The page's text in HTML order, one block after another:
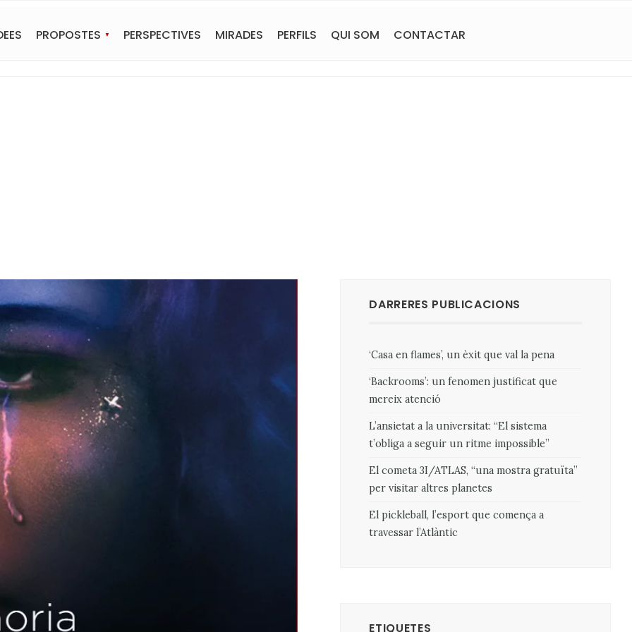
PROPOSTES PERSPECTIVES MIRADES PERFILS QUI SOM CONTACTAR
DARRERES PUBLICACIONS
‘Casa en flames’, un èxit que val la pena
‘Backrooms’: un fenomen justificat que
mereix atenció
L’ansietat a la universitat: “El sistema
t’obliga a seguir un ritme impossible”
El cometa 3I/ATLAS, “una mostra gratuïta”
per visitar altres planetes
El pickleball, l’esport que comença a
travessar l’Atlàntic
ETIQUETES